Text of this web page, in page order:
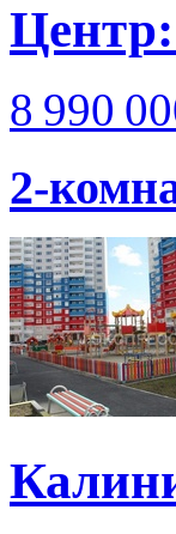
8 990
2-